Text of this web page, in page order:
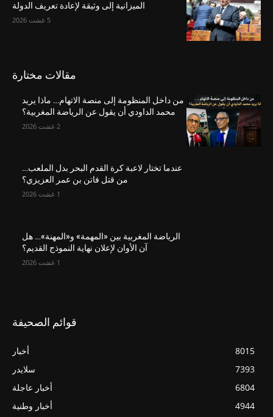
الميزانية إلى وثيقة لإعادة تعريف الدولة
5 غشت 2026
مقالات مختارة
من داخل المنظومة إلى منصة الاتهام… ماذا يريد
محمد الداودي أن يقول عن الرياضة المغربية؟
2 غشت 2026
عندما تختار لاعبة كرة القدم البحر بدل الملعب…
من قتل فاتن بن عمر العزيزي؟
1 غشت 2026
الرياضة المغربية بين «المهمة» و«المهنة»… هل
آن الأوان لإعلان نهاية النموذج القديم؟
1 غشت 2026
قوائم الصحيفة
أخبار
8015
سلايدر
7393
أخبار عاجلة
6804
أخبار وطنية
4944